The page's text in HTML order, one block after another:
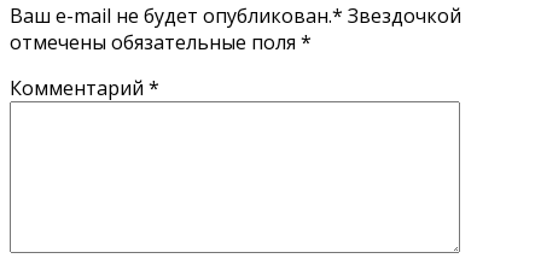
Ваш e-mail не будет опубликован.* Звездочкой
отмечены обязательные поля *
Комментарий *